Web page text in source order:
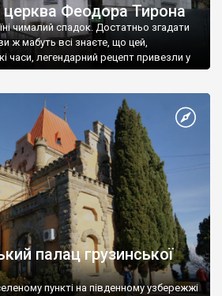
церква Феодора Тирона
чималий спадок. Достатньо згадати
ж мабуть всі знаєте, що цей,
часи, легендарний рецепт привезли у
палац грузинської
пункті на південному узбережжі